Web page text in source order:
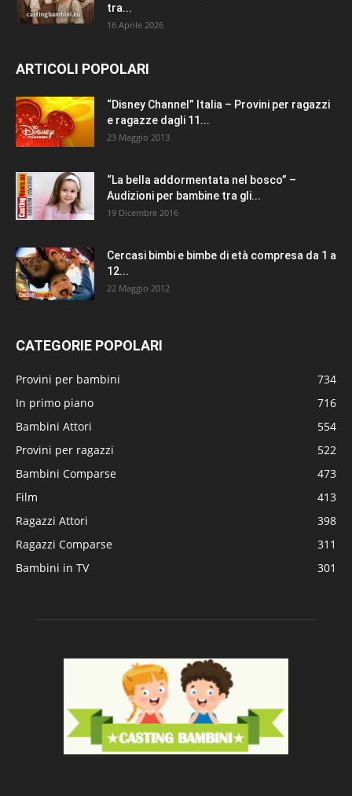
tra...
16 Aprile 2026
ARTICOLI POPOLARI
“Disney Channel” Italia – Provini per ragazzi
e ragazze dagli 11...
23 Maggio 2013
“La bella addormentata nel bosco” –
Audizioni per bambine tra gli...
19 Dicembre 2016
Cercasi bimbi e bimbe di età compresa da 1 a
12...
22 Maggio 2012
CATEGORIE POPOLARI
Provini per bambini
734
In primo piano
716
Bambini Attori
554
Provini per ragazzi
522
Bambini Comparse
473
Film
413
Ragazzi Attori
398
Ragazzi Comparse
311
Bambini in TV
301